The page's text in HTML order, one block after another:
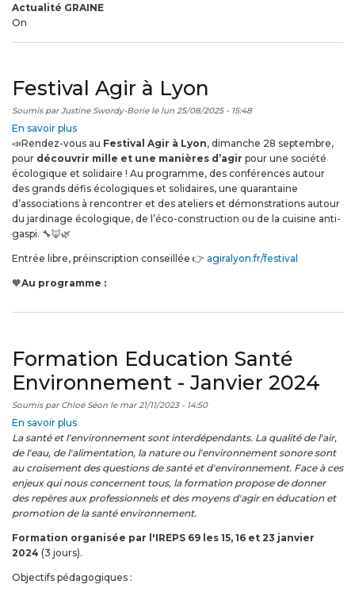
l'ESE
la
l'air
Actualité GRAINE
On
Festival Agir à Lyon
Soumis parJustine Swordy-Boriele lun 25/08/2025 - 15:48
En savoir plus
Festival
Agir
à
Lyon
📣Rendez-vous au Festival Agir à Lyon, dimanche 28 septembre,
pour découvrir mille et une manières d’agir pour une société
écologique et solidaire ! Au programme, des conférences autour
des grands défis écologiques et solidaires, une quarantaine
d’associations à rencontrer et des ateliers et démonstrations autour
du jardinage écologique, de l’éco-construction ou de la cuisine anti-
gaspi. 🔧🦊🌿
Entrée libre, préinscription conseillée 👉 agiralyon.fr/festival
🧡Au programme :
Formation Education Santé
Environnement - Janvier 2024
Soumis par Chloé Séon le mar 21/11/2023 - 14:50
En savoir plus
Formation
Education
Santé
Environnement
-
Janvier
La santé et l'environnement sont interdépendants. La qualité de l'air,
de l'eau, de l'alimentation, la nature ou l'environnement sonore sont
au croisement des questions de santé et d'environnement. Face à ces
enjeux qui nous concernent tous, la formation propose de donner
des repères aux professionnels et des moyens d'agir en éducation et
promotion de la santé environnement.
Formation organisée par l'IREPS 69 les 15, 16 et 23 janvier
2024 (3 jours).
Objectifs pédagogiques :